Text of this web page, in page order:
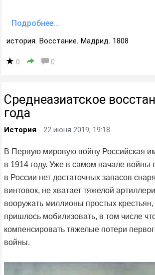
Подробнее...
история, Восстание, Мадрид, 1808
0 0
Среднеазиатское
года
История 22 июня 2019, 19:18
В Первую мировую войну Российская
в 1914 году. Уже в самом начале войны
в России нет достаточных запасов
винтовок, не хватает тяжелой
вооружать миллионы простых
пришлось мобилизовать, в том числе
компенсировать тяжелые потери
войны.